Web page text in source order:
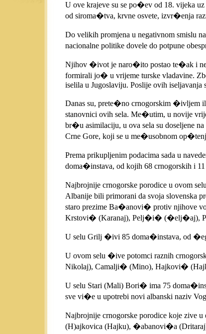
U ove krajeve su se po�ev od 18. vijeka
od siroma�tva, krvne osvete, izvr�enja
Do velikih promjena u negativnom smislu
nacionalne politike dovele do potpune
Njihov �ivot je naro�ito postao te�ak i
formirali jo� u vrijeme turske vladavine.
iselila u Jugoslaviju. Poslije ovih iseljavanja
Danas su, prete�no crnogorskim �ivljem
stanovnici ovih sela. Me�utim, u novije
br�u asimilaciju, u ova sela su doseljene
Crne Gore, koji se u me�usobnom
Prema prikupljenim podacima sada u
doma�instava, od kojih 68 crnogorskih i
Najbrojnije crnogorske porodice u ovom
Albanije bili primorani da svoja slovenska
staro prezime Ba�anovi� protiv njihove
Krstovi� (Karanaj), Pelj�i� (�elj�aj),
U selu Grilj �ivi 85 doma�instava, od
U ovom selu �ive potomci raznih
Nikolaj), Camalji� (Mino), Hajkovi�
U selu Stari (Mali) Bori� ima 75
sve vi�e u upotrebi novi albanski naziv
Najbrojnije crnogorske porodice koje zive
(H)ajkovica (Hajku), �abanovi�a